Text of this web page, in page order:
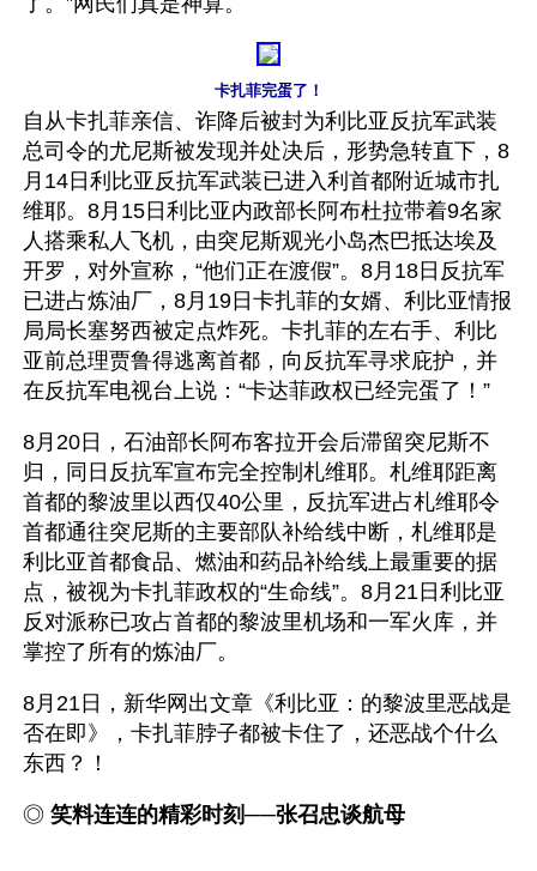
卡扎菲完蛋了！
自从卡扎菲亲信、诈降后被封为利比亚反抗军武装
总司令的尤尼斯被发现并处决后，形势急转直下，8
月14日利比亚反抗军武装已进入利首都附近城市扎
维耶。8月15日利比亚内政部长阿布杜拉带着9名家
人搭乘私人飞机，由突尼斯观光小岛杰巴抵达埃及
开罗，对外宣称，“他们正在渡假”。8月18日反抗军
已进占炼油厂，8月19日卡扎菲的女婿、利比亚情报
局局长塞努西被定点炸死。卡扎菲的左右手、利比
亚前总理贾鲁得逃离首都，向反抗军寻求庇护，并
在反抗军电视台上说：“卡达菲政权已经完蛋了！”
8月20日，石油部长阿布客拉开会后滞留突尼斯不
归，同日反抗军宣布完全控制札维耶。札维耶距离
首都的黎波里以西仅40公里，反抗军进占札维耶令
首都通往突尼斯的主要部队补给线中断，札维耶是
利比亚首都食品、燃油和药品补给线上最重要的据
点，被视为卡扎菲政权的“生命线”。8月21日利比亚
反对派称已攻占首都的黎波里机场和一军火库，并
掌控了所有的炼油厂。
8月21日，新华网出文章《利比亚：的黎波里恶战是
否在即》，卡扎菲脖子都被卡住了，还恶战个什么
东西？！
◎ 笑料连连的精彩时刻──张召忠谈航母